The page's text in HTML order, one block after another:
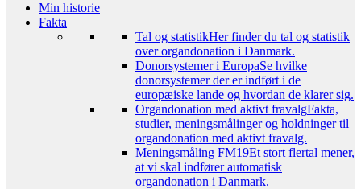
Min historie
Fakta
Tal og statistikHer finder du tal og statistik
over organdonation i Danmark.
Donorsystemer i EuropaSe hvilke
donorsystemer der er indført i de
europæiske lande og hvordan de klarer sig.
Organdonation med aktivt fravalgFakta,
studier, meningsmålinger og holdninger til
organdonation med aktivt fravalg.
Meningsmåling FM19Et stort flertal mener,
at vi skal indfører automatisk
organdonation i Danmark.